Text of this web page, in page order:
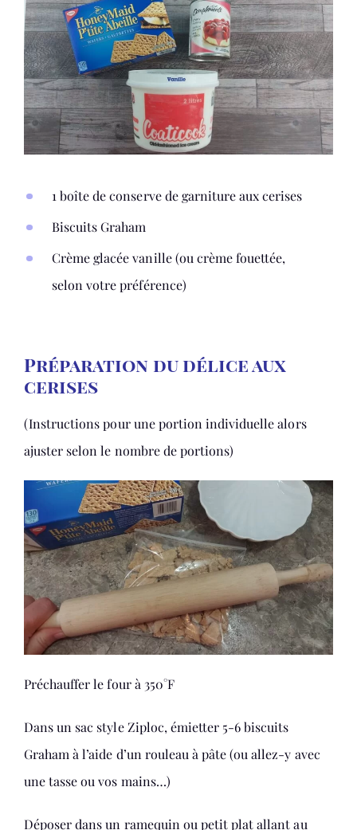
1 boîte de conserve de garniture aux cerises
Biscuits Graham
Crème glacée vanille (ou crème fouettée,
selon votre préférence)
Préparation du délice aux
cerises
(Instructions pour une portion individuelle alors
ajuster selon le nombre de portions)
Préchauffer le four à 350°F
Dans un sac style Ziploc, émietter 5-6 biscuits
Graham à l’aide d’un rouleau à pâte (ou allez-y avec
une tasse ou vos mains…)
Déposer dans un ramequin ou petit plat allant au